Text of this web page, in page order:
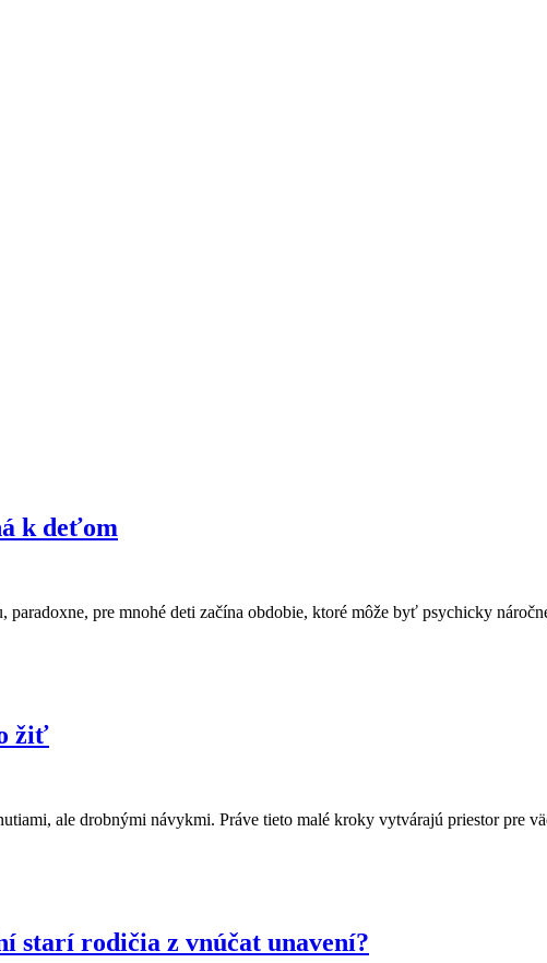
k deťom
pre mnohé deti začína obdobie, ktoré môže byť psychicky
žiť
ale drobnými návykmi. Práve tieto malé kroky vytvárajú priestor pre
starí rodičia z vnúčat unavení?